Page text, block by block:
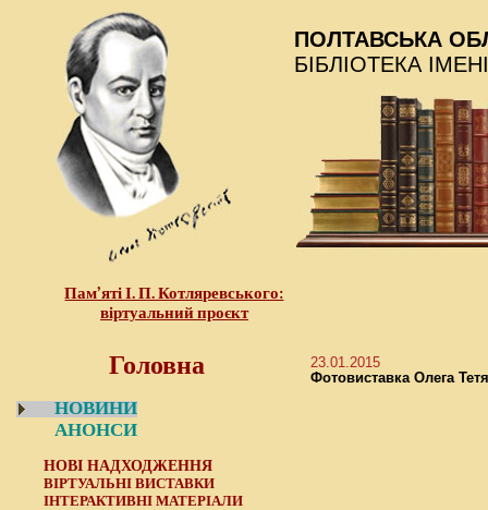
Пам’яті І. П. Котляревського:
віртуальний проєкт
ПОЛТАВСЬКА
БІБЛІОТЕКА
Головна
НОВИНИ
АНОНСИ
НОВІ НАДХОДЖЕННЯ
ВІРТУАЛЬНІ ВИСТАВКИ
ІНТЕРАКТИВНІ МАТЕРІАЛИ
23.01.2015
Фотовиставка Олега